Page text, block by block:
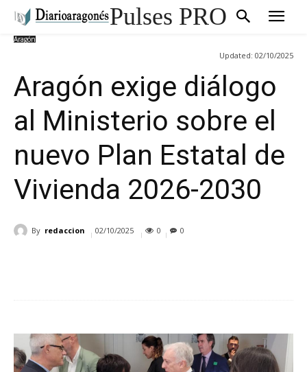
Pulses PRO
Aragón
Updated: 02/10/2025
Aragón exige diálogo
al Ministerio sobre el
nuevo Plan Estatal de
Vivienda 2026-2030
By redaccion 02/10/2025 0 0